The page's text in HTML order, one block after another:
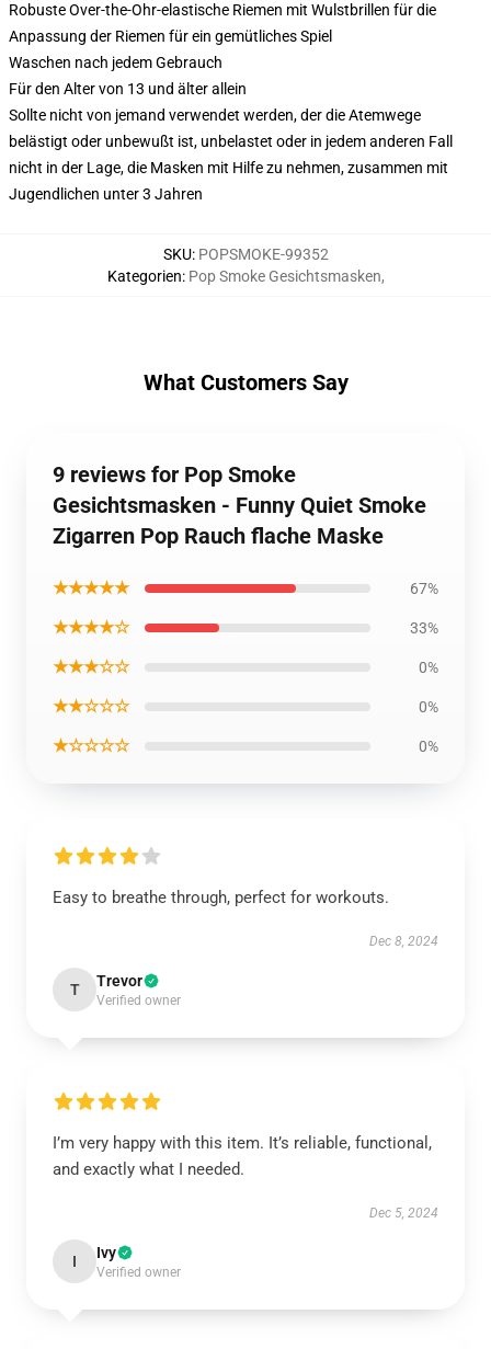
Robuste Over-the-Ohr-elastische Riemen mit Wulstbrillen für die
Anpassung der Riemen für ein gemütliches Spiel
Waschen nach jedem Gebrauch
Für den Alter von 13 und älter allein
Sollte nicht von jemand verwendet werden, der die Atemwege
belästigt oder unbewußt ist, unbelastet oder in jedem anderen Fall
nicht in der Lage, die Masken mit Hilfe zu nehmen, zusammen mit
Jugendlichen unter 3 Jahren
SKU: POPSMOKE-99352
Kategorien: Pop Smoke Gesichtsmasken,
What Customers Say
9 reviews for Pop Smoke
Gesichtsmasken - Funny Quiet Smoke
Zigarren Pop Rauch flache Maske
★★★★★ 67%
★★★★☆ 33%
★★★☆☆ 0%
★★☆☆☆ 0%
★☆☆☆☆ 0%
Easy to breathe through, perfect for workouts.
Dec 8, 2024
T Trevor
Verified owner
I’m very happy with this item. It’s reliable, functional,
and exactly what I needed.
Dec 5, 2024
I Ivy
Verified owner